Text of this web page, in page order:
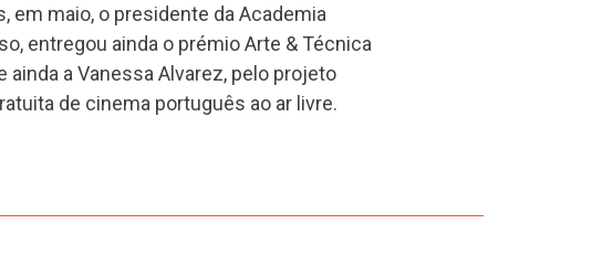
em maio, o presidente da Academia
entregou ainda o prémio Arte & Técnica
ainda a Vanessa Alvarez, pelo projeto
de cinema português ao ar livre.